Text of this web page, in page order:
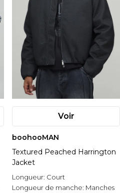
Voir
boohooMAN
Textured Peached Harrington
Jacket
Longueur: Court
Longueur de manche: Manches